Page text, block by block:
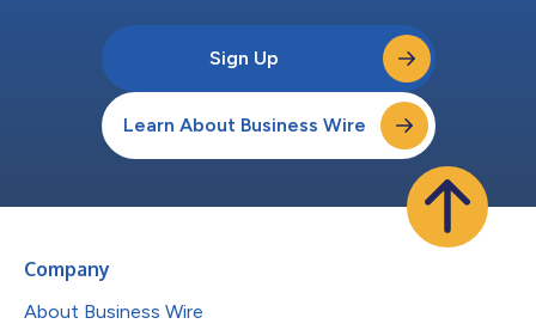
Sign Up
Learn About Business Wire
Company
About Business Wire